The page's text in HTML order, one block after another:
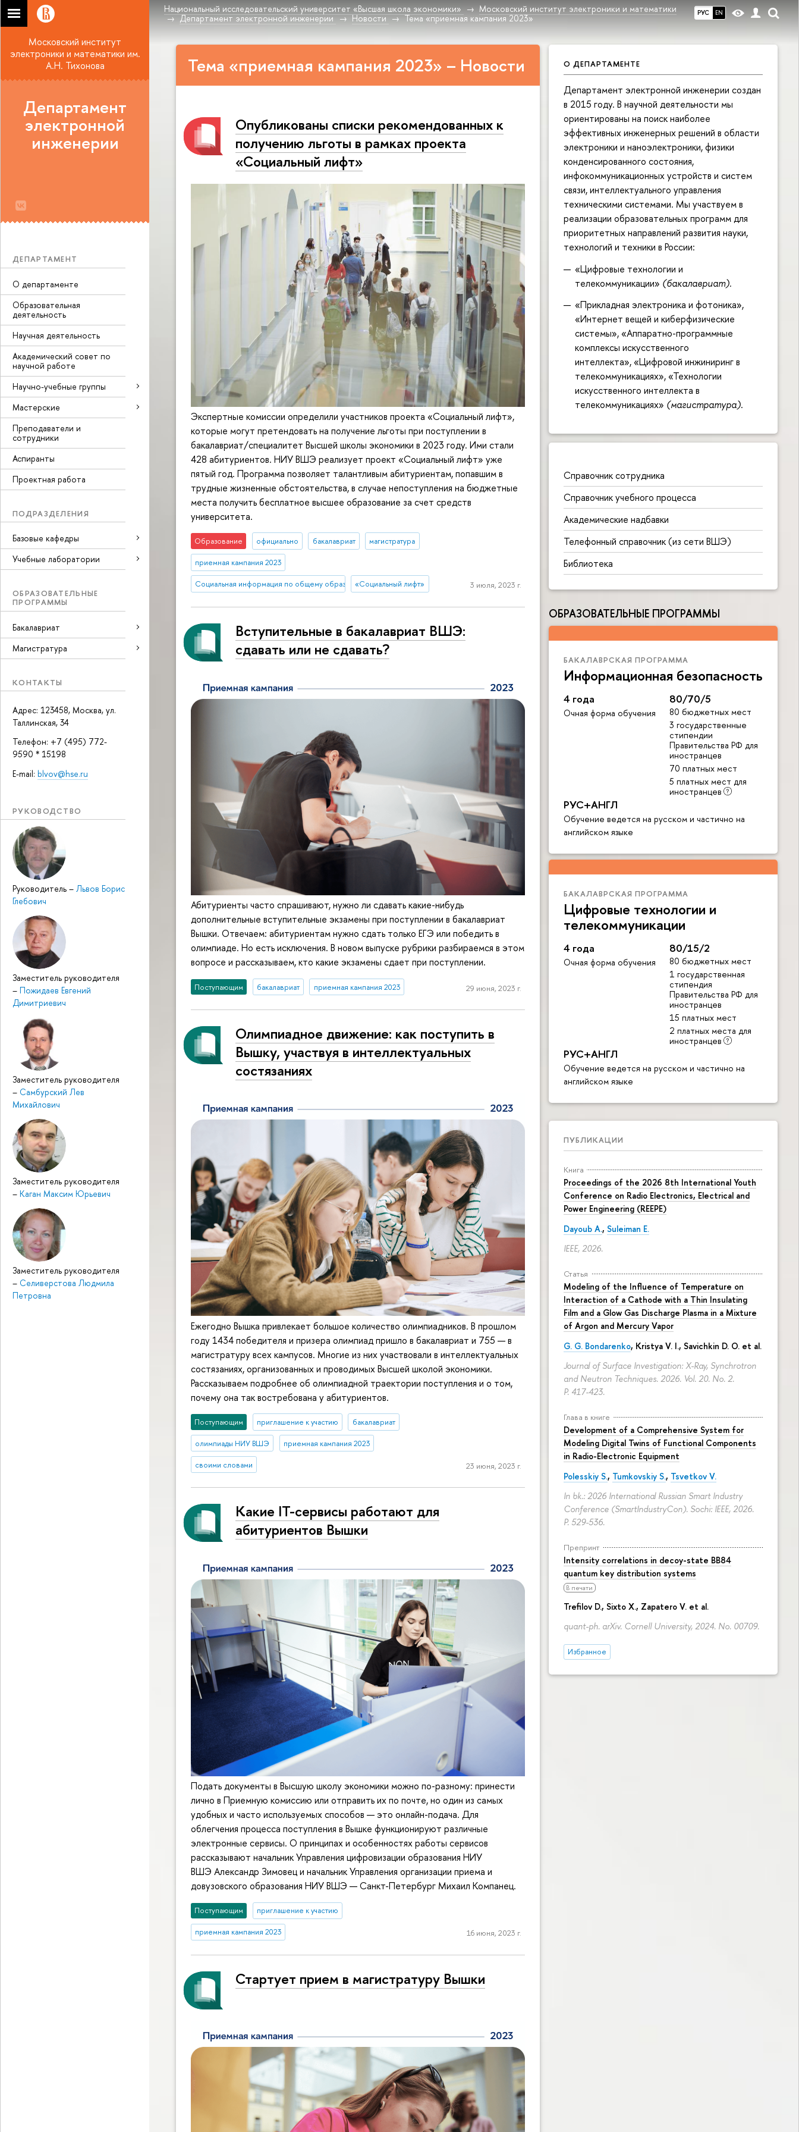
РУС EN
Национальный исследовательский университет «Высшая школа экономики»
Московский институт электроники и математики
Департамент электронной инженерии
Новости Тема «приемная кампания 2023»
Московский институт
электроники и математики им.
А.Н. Тихонова
Департамент
электронной
инженерии
ДЕПАРТАМЕНТ
О департаменте
Образовательная
деятельность
Научная деятельность
Академический совет по
научной работе
Научно-учебные группы
Мастерские
Преподаватели и
сотрудники
Аспиранты
Проектная работа
ПОДРАЗДЕЛЕНИЯ
Базовые кафедры
Учебные лаборатории
ОБРАЗОВАТЕЛЬНЫЕ
ПРОГРАММЫ
Бакалавриат
Магистратура
КОНТАКТЫ
Адрес: 123458, Москва, ул.
Таллинская, 34
Телефон: +7 (495) 772-
9590 * 15198
E-mail: blvov@hse.ru
РУКОВОДСТВО
Руководитель – Львов Борис
Глебович
Заместитель руководителя
– Пожидаев Евгений
Димитриевич
Заместитель руководителя
– Самбурский Лев
Михайлович
Заместитель руководителя
– Каган Максим Юрьевич
Заместитель руководителя
– Селиверстова Людмила
Петровна
О ДЕПАРТАМЕНТЕ
Департамент электронной инженерии создан
в 2015 году. В научной деятельности мы
ориентированы на поиск наиболее
эффективных инженерных решений в области
электроники и наноэлектроники, физики
конденсированного состояния,
инфокоммуникационных устройств и систем
связи, интеллектуального управления
техническими системами. Мы участвуем в
реализации образовательных программ для
приоритетных направлений развития науки,
технологий и техники в России:
«Цифровые технологии и
телекоммуникации» (бакалавриат).
«Прикладная электроника и фотоника»,
«Интернет вещей и киберфизические
системы», «Аппаратно-программные
комплексы искусственного
интеллекта», «Цифровой инжиниринг в
телекоммуникациях», «Технологии
искусственного интеллекта в
телекоммуникациях» (магистратура).
Справочник сотрудника
Справочник учебного процесса
Академические надбавки
Телефонный справочник (из сети ВШЭ)
Библиотека
ОБРАЗОВАТЕЛЬНЫЕ ПРОГРАММЫ
БАКАЛАВРСКАЯ ПРОГРАММА
Информационная безопасность
4 года
Очная форма обучения
80/70/5
80 бюджетных мест
3 государственные
стипендии
Правительства РФ для
иностранцев
70 платных мест
5 платных мест для
иностранцев
РУС+АНГЛ
Обучение ведется на русском и частично на
английском языке
БАКАЛАВРСКАЯ ПРОГРАММА
Цифровые технологии и
телекоммуникации
4 года
Очная форма обучения
80/15/2
80 бюджетных мест
1 государственная
стипендия
Правительства РФ для
иностранцев
15 платных мест
2 платных места для
иностранцев
РУС+АНГЛ
Обучение ведется на русском и частично на
английском языке
ПУБЛИКАЦИИ
Книга
Proceedings of the 2026 8th International Youth
Conference on Radio Electronics, Electrical and
Power Engineering (REEPE)
Dayoub A., Suleiman E.
IEEE, 2026.
Статья
Modeling of the Influence of Temperature on
Interaction of a Cathode with a Thin Insulating
Film and a Glow Gas Discharge Plasma in a Mixture
of Argon and Mercury Vapor
G. G. Bondarenko, Kristya V. I., Savichkin D. O. et al.
Journal of Surface Investigation: X-Ray, Synchrotron
and Neutron Techniques. 2026. Vol. 20. No. 2.
P. 417-423.
Глава в книге
Development of a Comprehensive System for
Modeling Digital Twins of Functional Components
in Radio-Electronic Equipment
Polesskiy S., Tumkovskiy S., Tsvetkov V.
In bk.: 2026 International Russian Smart Industry
Conference (SmartIndustryCon). Sochi: IEEE, 2026.
P. 529-536.
Препринт
Intensity correlations in decoy-state BB84
quantum key distribution systems
В печати
Trefilov D., Sixto X., Zapatero V. et al.
quant-ph. arXiv. Cornell University, 2024. No. 00709.
Избранное
Тема «приемная кампания 2023» – Новости
Опубликованы списки рекомендованных к
получению льготы в рамках проекта
«Социальный лифт»
Экспертные комиссии определили участников проекта «Социальный лифт»,
которые могут претендовать на получение льготы при поступлении в
бакалавриат/специалитет Высшей школы экономики в 2023 году. Ими стали
428 абитуриентов. НИУ ВШЭ реализует проект «Социальный лифт» уже
пятый год. Программа позволяет талантливым абитуриентам, попавшим в
трудные жизненные обстоятельства, в случае непоступления на бюджетные
места получить бесплатное высшее образование за счет средств
университета.
Образование официально бакалавриат магистратура
приемная кампания 2023
Социальная информация по общему образованию«Социальный лифт» 3 июля, 2023 г.
Вступительные в бакалавриат ВШЭ:
сдавать или не сдавать?
Абитуриенты часто спрашивают, нужно ли сдавать какие-нибудь
дополнительные вступительные экзамены при поступлении в бакалавриат
Вышки. Отвечаем: абитуриентам нужно сдать только ЕГЭ или победить в
олимпиаде. Но есть исключения. В новом выпуске рубрики разбираемся в этом
вопросе и рассказываем, кто какие экзамены сдает при поступлении.
Поступающим бакалавриат приемная кампания 2023 29 июня, 2023 г.
Олимпиадное движение: как поступить в
Вышку, участвуя в интеллектуальных
состязаниях
Ежегодно Вышка привлекает большое количество олимпиадников. В прошлом
году 1434 победителя и призера олимпиад пришло в бакалавриат и 755 — в
магистратуру всех кампусов. Многие из них участвовали в интеллектуальных
состязаниях, организованных и проводимых Высшей школой экономики.
Рассказываем подробнее об олимпиадной траектории поступления и о том,
почему она так востребована у абитуриентов.
Поступающим приглашение к участию бакалавриат
олимпиады НИУ ВШЭ приемная кампания 2023
своими словами 23 июня, 2023 г.
Какие IT-сервисы работают для
абитуриентов Вышки
Подать документы в Высшую школу экономики можно по-разному: принести
лично в Приемную комиссию или отправить их по почте, но один из самых
удобных и часто используемых способов — это онлайн-подача. Для
облегчения процесса поступления в Вышке функционируют различные
электронные сервисы. О принципах и особенностях работы сервисов
рассказывают начальник Управления цифровизации образования НИУ
ВШЭ Александр Зимовец и начальник Управления организации приема и
довузовского образования НИУ ВШЭ — Санкт-Петербург Михаил Компанец.
Поступающим приглашение к участию
приемная кампания 2023 16 июня, 2023 г.
Стартует прием в магистратуру Вышки